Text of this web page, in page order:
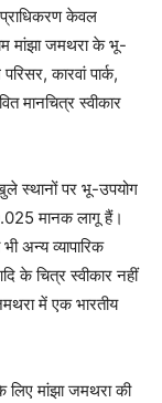
केवल
मांझा जमथरा के भू-
कारवां पार्क,
मानचित्र स्वीकार
स्थानों पर भू-उपयोग
मानक लागू हैं।
अन्य व्यापारिक
के चित्र स्वीकार नहीं
में एक भारतीय
लिए मांझा जमथरा की